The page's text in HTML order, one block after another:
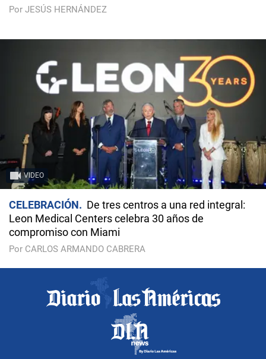
Por JESÚS HERNÁNDEZ
VIDEO
CELEBRACIÓN
De tres centros a una red integral:
Leon Medical Centers celebra 30 años de
compromiso con Miami
Por CARLOS ARMANDO CABRERA